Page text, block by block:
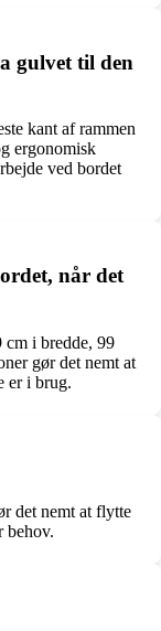
gulvet til den
kant af rammen
ergonomisk
ved bordet
når det
cm i bredde, 99
gør det nemt at
er i brug.
det nemt at flytte
behov.